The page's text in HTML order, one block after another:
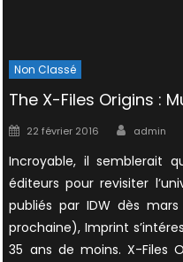
Non Classé
The X-Files Origins :
Posted
22 février 2016 Author
admin
Incroyable, il semblerait
éditeurs pour revisiter
publiés par IDW dès
prochaine), Imprint
35 ans de moins. X-Files